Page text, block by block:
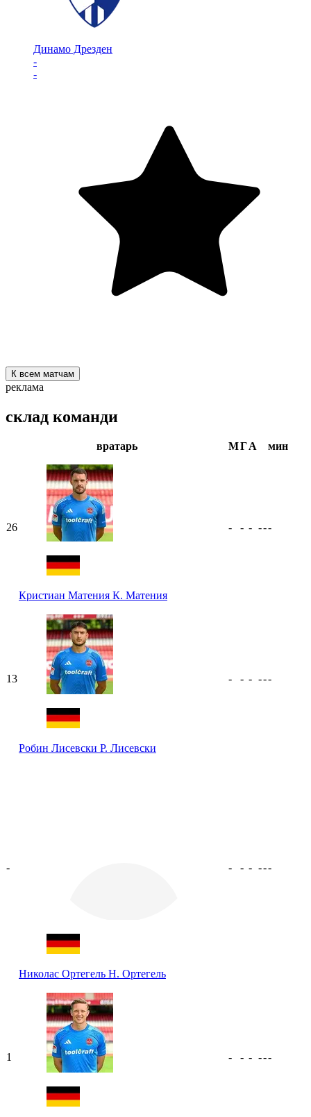
Динамо Дрезден
-
-
К всем матчам
реклама
склад команди
вратарь МГА мин
26
Кристиан Матения К. Матения
- - - ---
13
Робин Лисевски Р. Лисевски
- - - ---
-
Николас Ортегель Н. Ортегель
- - - ---
1 - - - ---